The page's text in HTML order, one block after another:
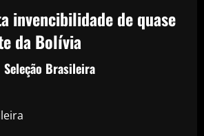
invencibilidade de quase
da Bolívia
Seleção Brasileira